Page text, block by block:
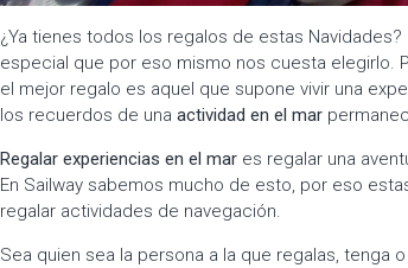
¿Ya tienes todos los regalos de estas
especial que por eso mismo nos cuesta elegirlo.
el mejor regalo es aquel que supone vivir una
los recuerdos de una actividad en el mar
Regalar experiencias en el mar es regalar una
En Sailway sabemos mucho de esto, por eso
regalar actividades de navegación.
Sea quien sea la persona a la que regalas, tenga